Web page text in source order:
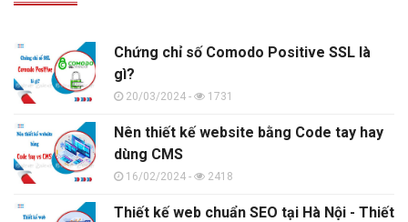
Chứng chỉ số Comodo Positive SSL là
gì?
20/03/2024 - 1731
Nên thiết kế website bằng Code tay hay
dùng CMS
16/02/2024 - 2418
Thiết kế web chuẩn SEO tại Hà Nội - Thiết